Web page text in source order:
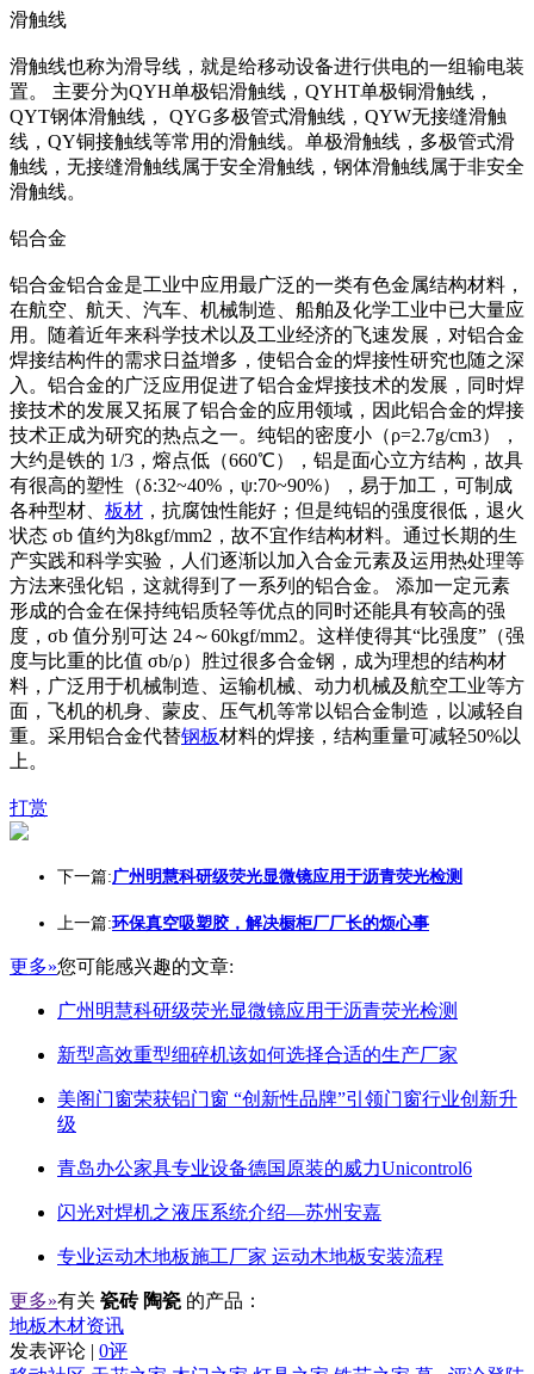
滑触线
滑触线也称为滑导线，就是给移动设备进行供电的一组输电装
置。 主要分为QYH单极铝滑触线，QYHT单极铜滑触线，
QYT钢体滑触线， QYG多极管式滑触线，QYW无接缝滑触
线，QY铜接触线等常用的滑触线。单极滑触线，多极管式滑
触线，无接缝滑触线属于安全滑触线，钢体滑触线属于非安全
滑触线。
铝合金
铝合金铝合金是工业中应用最广泛的一类有色金属结构材料，
在航空、航天、汽车、机械制造、船舶及化学工业中已大量应
用。随着近年来科学技术以及工业经济的飞速发展，对铝合金
焊接结构件的需求日益增多，使铝合金的焊接性研究也随之深
入。铝合金的广泛应用促进了铝合金焊接技术的发展，同时焊
接技术的发展又拓展了铝合金的应用领域，因此铝合金的焊接
技术正成为研究的热点之一。纯铝的密度小（ρ=2.7g/cm3），
大约是铁的 1/3，熔点低（660℃），铝是面心立方结构，故具
有很高的塑性（δ:32~40%，ψ:70~90%），易于加工，可制成
各种型材、 板材 ，抗腐蚀性能好；但是纯铝的强度很低，退火
状态 σb 值约为8kgf/mm2，故不宜作结构材料。通过长期的生
产实践和科学实验，人们逐渐以加入合金元素及运用热处理等
方法来强化铝，这就得到了一系列的铝合金。 添加一定元素
形成的合金在保持纯铝质轻等优点的同时还能具有较高的强
度，σb 值分别可达 24～60kgf/mm2。这样使得其“比强度”（强
度与比重的比值 σb/ρ）胜过很多合金钢，成为理想的结构材
料，广泛用于机械制造、运输机械、动力机械及航空工业等方
面，飞机的机身、蒙皮、压气机等常以铝合金制造，以减轻自
重。采用铝合金代替钢板材料的焊接，结构重量可减轻50%以
上。
打赏
下一篇:广州明慧科研级荧光显微镜应用于沥青荧光检测
上一篇:环保真空吸塑胶，解决橱柜厂厂长的烦心事
更多»您可能感兴趣的文章:
广州明慧科研级荧光显微镜应用于沥青荧光检测
新型高效重型细碎机该如何选择合适的生产厂家
美阁门窗荣获铝门窗 “创新性品牌”引领门窗行业创新升
级
青岛办公家具专业设备德国原装的威力Unicontrol6
闪光对焊机之液压系统介绍—苏州安嘉
专业运动木地板施工厂家 运动木地板安装流程
更多»有关 瓷砖 陶瓷 的产品：
地板木材资讯
发表评论 | 0评